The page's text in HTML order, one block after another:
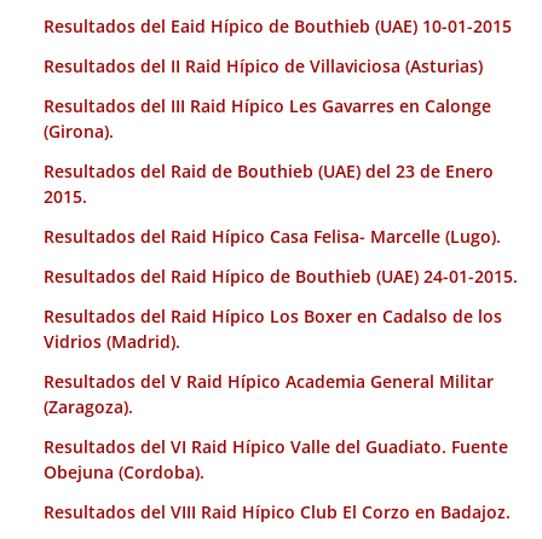
Resultados del Eaid Hípico de Bouthieb (UAE) 10-01-2015
Resultados del II Raid Hípico de Villaviciosa (Asturias)
Resultados del III Raid Hípico Les Gavarres en Calonge
(Girona).
Resultados del Raid de Bouthieb (UAE) del 23 de Enero
2015.
Resultados del Raid Hípico Casa Felisa- Marcelle (Lugo).
Resultados del Raid Hípico de Bouthieb (UAE) 24-01-2015.
Resultados del Raid Hípico Los Boxer en Cadalso de los
Vidrios (Madrid).
Resultados del V Raid Hípico Academia General Militar
(Zaragoza).
Resultados del VI Raid Hípico Valle del Guadiato. Fuente
Obejuna (Cordoba).
Resultados del VIII Raid Hípico Club El Corzo en Badajoz.